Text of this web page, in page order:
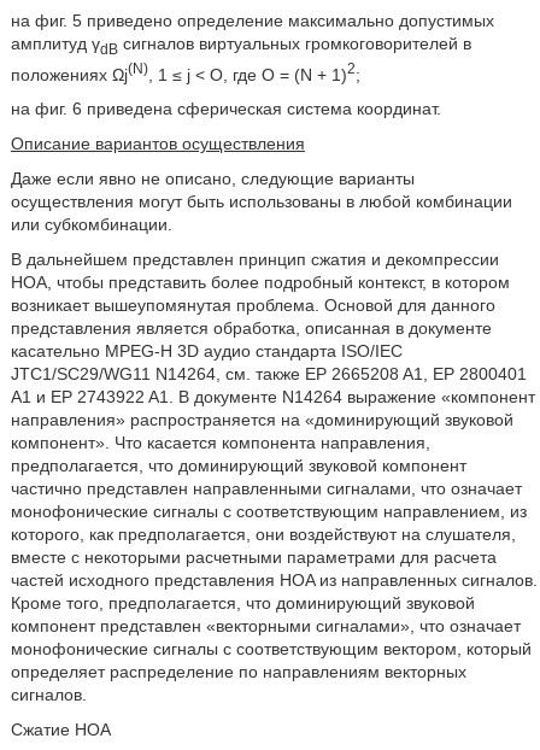
на фиг. 5 приведено определение максимально допустимых
амплитуд γdB сигналов виртуальных громкоговорителей в
положениях Ωj(N), 1 ≤ j < O, где O = (N + 1)2;
на фиг. 6 приведена сферическая система координат.
Описание вариантов осуществления
Даже если явно не описано, следующие варианты
осуществления могут быть использованы в любой комбинации
или субкомбинации.
В дальнейшем представлен принцип сжатия и декомпрессии
HOA, чтобы представить более подробный контекст, в котором
возникает вышеупомянутая проблема. Основой для данного
представления является обработка, описанная в документе
касательно MPEG-H 3D аудио стандарта ISO/IEC
JTC1/SC29/WG11 N14264, см. также EP 2665208 A1, EP 2800401
A1 и EP 2743922 A1. В документе N14264 выражение «компонент
направления» распространяется на «доминирующий звуковой
компонент». Что касается компонента направления,
предполагается, что доминирующий звуковой компонент
частично представлен направленными сигналами, что означает
монофонические сигналы c соответствующим направлением, из
которого, как предполагается, они воздействуют на слушателя,
вместе с некоторыми расчетными параметрами для расчета
частей исходного представления HOA из направленных сигналов.
Кроме того, предполагается, что доминирующий звуковой
компонент представлен «векторными сигналами», что означает
монофонические сигналы с соответствующим вектором, который
определяет распределение по направлениям векторных
сигналов.
Сжатие HOA